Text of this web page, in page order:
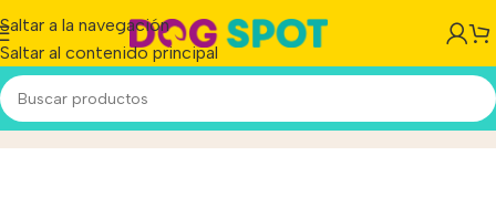
Saltar a la navegación
Saltar al contenido principal
7790187000049Inicio/Producto